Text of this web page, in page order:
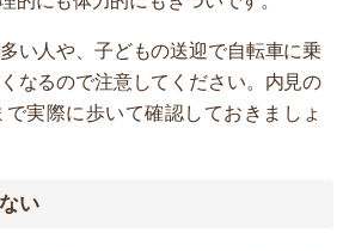
い人や、子どもの送迎で自転車に乗
なるので注意してください。内見の
実際に歩いて確認しておきましょ
い